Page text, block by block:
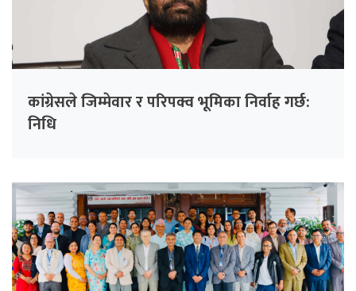
कांग्रेसले जिम्मेवार र परिपक्व भूमिका निर्वाह गर्छ:
निधि